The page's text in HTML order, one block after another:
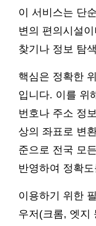
이 서비스는 단
변의 편의시설
찾기나 정보 탐
핵심은 정확한
입니다. 이를 위
번호나 주소 정
상의 좌표로 변
준으로 전국 모
반영하여 정확
이용하기 위한
우저(크롬, 엣지